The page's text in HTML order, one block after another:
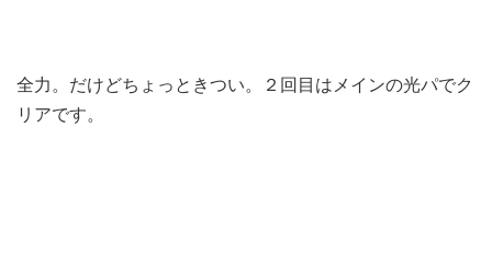
全力。だけどちょっときつい。２回目はメインの光パでク
リアです。